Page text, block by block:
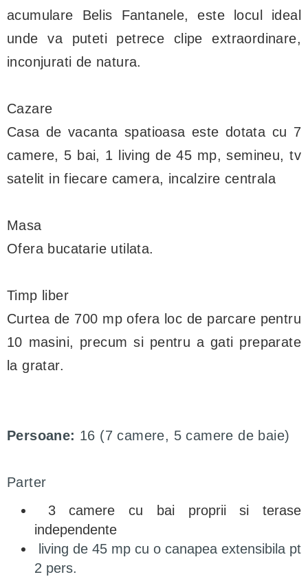
acumulare Belis Fantanele, este locul ideal
unde va puteti petrece clipe extraordinare,
inconjurati de natura.
Cazare
Casa de vacanta spatioasa este dotata cu 7
camere, 5 bai, 1 living de 45 mp, semineu, tv
satelit in fiecare camera, incalzire centrala
Masa
Ofera bucatarie utilata.
Timp liber
Curtea de 700 mp ofera loc de parcare pentru
10 masini, precum si pentru a gati preparate
la gratar.
Persoane: 16 (7 camere, 5 camere de baie)
Parter
3 camere cu bai proprii si terase
independente
living de 45 mp cu o canapea extensibila pt
2 pers.